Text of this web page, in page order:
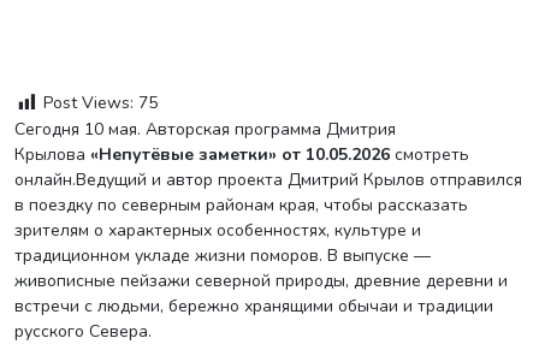
Post Views: 75
Сегодня 10 мая. Авторская программа Дмитрия
Крылова «Непутёвые заметки» от 10.05.2026 смотреть
онлайн.Ведущий и автор проекта Дмитрий Крылов отправился
в поездку по северным районам края, чтобы рассказать
зрителям о характерных особенностях, культуре и
традиционном укладе жизни поморов. В выпуске —
живописные пейзажи северной природы, древние деревни и
встречи с людьми, бережно хранящими обычаи и традиции
русского Севера.